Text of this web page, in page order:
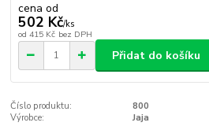
cena od
502 Kč/ks
od 415 Kč bez DPH
Přidat do košíku
Číslo produktu:
800
Výrobce:
Jaja